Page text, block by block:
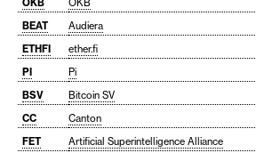
BEAT
Audiera
ETHFI
ether.fi
PI
Pi
BSV
Bitcoin SV
CC
Canton
FET
Artificial Superintelligence Alliance